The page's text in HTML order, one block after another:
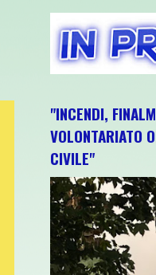
"INCENDI,
VOLONTARIATO
CIVILE"